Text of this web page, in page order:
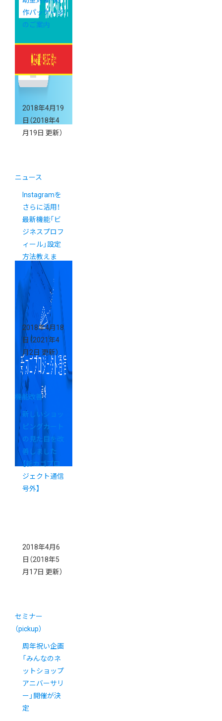
作パッケージ
のご案内
2018年4月19
日 （2018年4
月19日 更新）
ニュース
Instagramを
さらに活用！
最新機能「ビ
ジネスプロフ
ィール」設定
方法教えま
す。
2018年4月18
日 （2021年4
月2日 更新）
機能改善
新しいショッ
ピングカート
の見た目を改
善しました
【新カゴプロ
ジェクト通信
号外】
2018年4月6
日 （2018年5
月17日 更新）
セミナー
（pickup）
周年祝い企画
「みんなのネ
ットショップ
アニバーサリ
ー」開催が決
定